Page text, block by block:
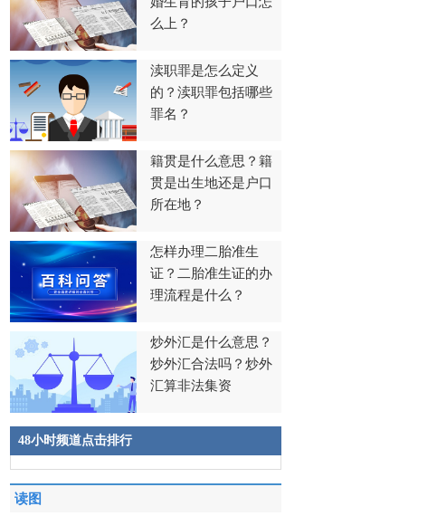
么上？
渎职罪是怎么定义
的？渎职罪包括哪些
罪名？
籍贯是什么意思？籍
贯是出生地还是户口
所在地？
怎样办理二胎准生
证？二胎准生证的办
理流程是什么？
炒外汇是什么意思？
炒外汇合法吗？炒外
汇算非法集资
48小时频道点击排行
读图